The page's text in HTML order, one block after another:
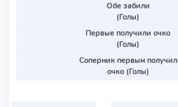
Обе забили
(Голы)
Первые получили очко
(Голы)
Соперник первым получил
очко (Голы)